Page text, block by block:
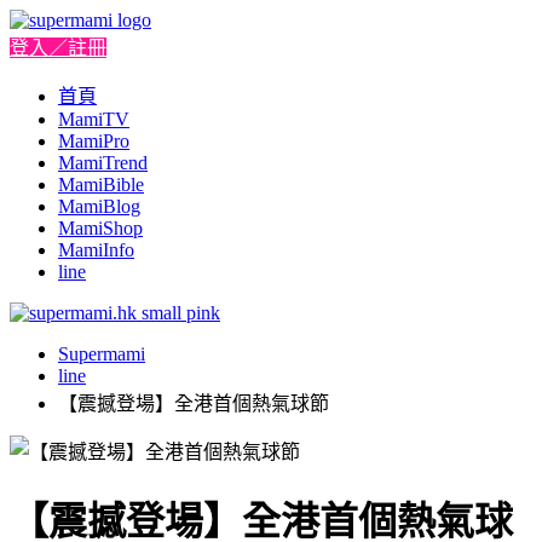
登入／註冊
首頁
MamiTV
MamiPro
MamiTrend
MamiBible
MamiBlog
MamiShop
MamiInfo
line
Supermami
line
【震撼登場】全港首個熱氣球節
【震撼登場】全港首個熱氣球